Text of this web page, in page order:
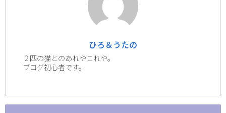
ひろ＆うたの
２匹の猫とのあれやこれや。
ブログ初心者です。